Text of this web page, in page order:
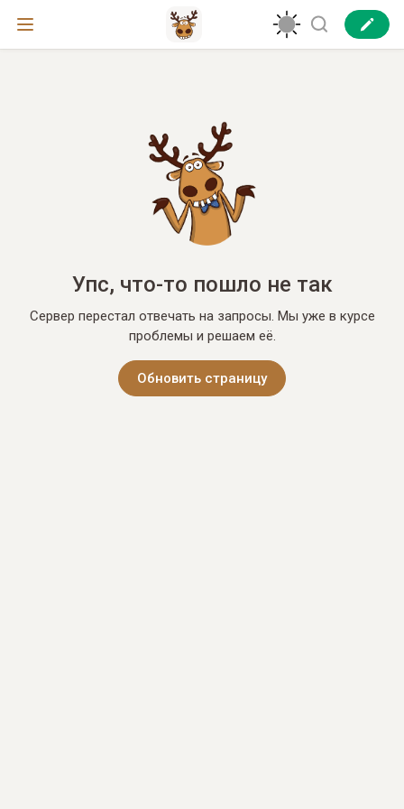
Упс, что-то пошло не так
Сервер перестал отвечать на запросы. Мы уже в курсе
проблемы и решаем её.
Обновить страницу